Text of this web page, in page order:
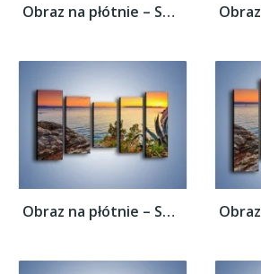
Obraz na płótnie – Spokojna tafla wody –...
Obraz na płótnie – Spokojna tafla wody –...